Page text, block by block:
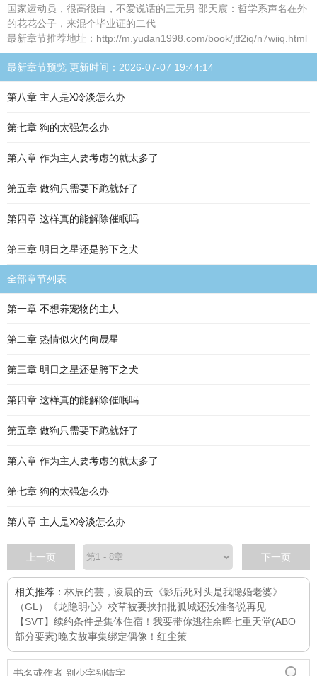
国家运动员，很高很白，不爱说话的三无男 邵天宸：哲学系声名在外
的花花公子，来混个毕业证的二代
最新章节推荐地址：http://m.yudan1998.com/book/jtf2iq/n7wiiq.html
最新章节预览 更新时间：2026-07-07 19:44:14
第八章 主人是X冷淡怎么办
第七章 狗的太强怎么办
第六章 作为主人要考虑的就太多了
第五章 做狗只需要下跪就好了
第四章 这样真的能解除催眠吗
第三章 明日之星还是胯下之犬
全部章节列表
第一章 不想养宠物的主人
第二章 热情似火的向晟星
第三章 明日之星还是胯下之犬
第四章 这样真的能解除催眠吗
第五章 做狗只需要下跪就好了
第六章 作为主人要考虑的就太多了
第七章 狗的太强怎么办
第八章 主人是X冷淡怎么办
上一页 下一页
相关推荐： 林辰的芸，凌晨的云 《影后死对头是我隐婚老婆》
（GL）
《龙隐明心》 校草被要挟扣批孤城还没准备说再见
【SVT】续约条件是集体住宿！ 我要带你逃往余晖七重天堂(ABO
部分要素)晚安故事集绑定偶像！ 红尘策